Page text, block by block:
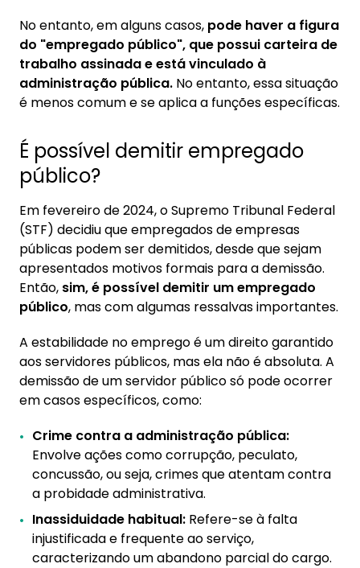
No entanto, em alguns casos, pode haver a figura
do "empregado público", que possui carteira de
trabalho assinada e está vinculado à
administração pública. No entanto, essa situação
é menos comum e se aplica a funções específicas.
É possível demitir empregado
público?
Em fevereiro de 2024, o Supremo Tribunal Federal
(STF) decidiu que empregados de empresas
públicas podem ser demitidos, desde que sejam
apresentados motivos formais para a demissão.
Então, sim, é possível demitir um empregado
público, mas com algumas ressalvas importantes.
A estabilidade no emprego é um direito garantido
aos servidores públicos, mas ela não é absoluta. A
demissão de um servidor público só pode ocorrer
em casos específicos, como:
Crime contra a administração pública:
Envolve ações como corrupção, peculato,
concussão, ou seja, crimes que atentam contra
a probidade administrativa.
Inassiduidade habitual: Refere-se à falta
injustificada e frequente ao serviço,
caracterizando um abandono parcial do cargo.